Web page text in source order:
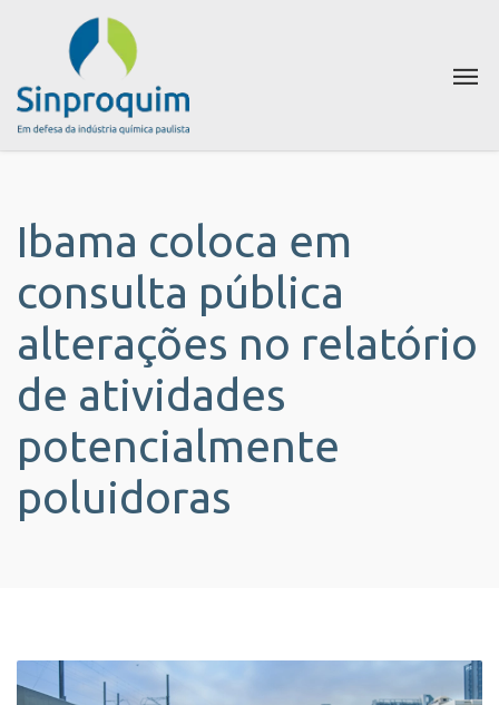
Ibama coloca em
consulta pública
alterações no relatório
de atividades
potencialmente
poluidoras